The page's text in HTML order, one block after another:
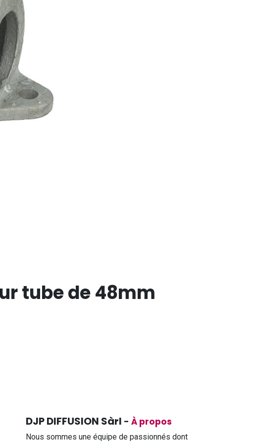
tube de 48mm
DJP DIFFUSION Sàrl - À propos
Nous sommes une équipe de passionnés dont